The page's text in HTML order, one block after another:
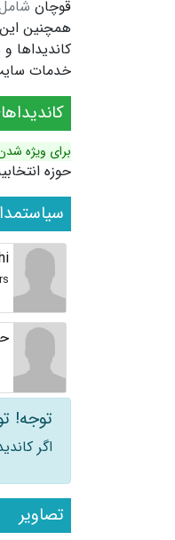
قوچان
همچنین
خدمات
برای ویژه
حوزه
توجه!
اگر
تصاویر